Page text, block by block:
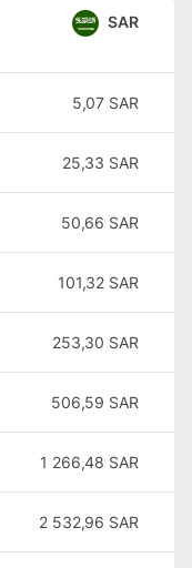
SAR
5,07 SAR
25,33 SAR
50,66 SAR
101,32 SAR
253,30 SAR
506,59 SAR
1 266,48 SAR
2 532,96 SAR